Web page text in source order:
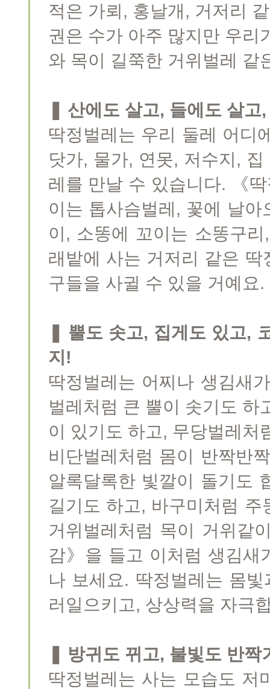
적은 가뢰, 홍날개, 거저리
권은 수가 아주 많지만 우리
와 목이 길쭉한 거위벌레
❚ 산에도 살고, 들에도 살
딱정벌레는 우리 둘레 어디
닷가, 물가, 연못, 저수지,
레를 만날 수 있습니다. 《
이는 톱사슴벌레, 꽃에 날
이, 소똥에 꼬이는 소똥구
래밭에 사는 거저리 같은
구들을 사귈 수 있을 거예요.
❚ 뿔도 솟고, 집게도 있고,
지!
딱정벌레는 어찌나 생김새
벌레처럼 큰 뿔이 솟기도 하
이 있기도 하고, 무당벌레처
비단벌레처럼 몸이 반짝반
알록달록한 빛깔이 돌기도
길기도 하고, 바구미처럼
거위벌레처럼 목이 거위같
감》을 들고 이처럼 생김새
나 보세요. 딱정벌레는 몸
러일으키고, 상상력을 자극
❚ 방귀도 뀌고, 불빛도 반
딱정벌레는 사는 모습도 저